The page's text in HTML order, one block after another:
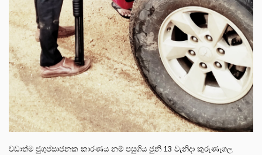
වඩාත්ම ජුගුප්සාජනක කාරණය නම් පසුගිය ජුනි 13 වැනිදා කුරුණෑගල